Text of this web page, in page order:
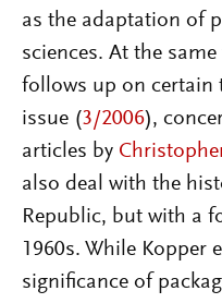
as the adaptation of
sciences. At the
follows up on certain
issue (3/2006),
articles by
also deal with the
Republic, but with a
1960s. While Kopper
significance of